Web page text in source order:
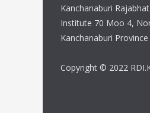
Kanchanaburi
Institute 70 Moo 4,
Kanchanaburi
Copyright © 2022